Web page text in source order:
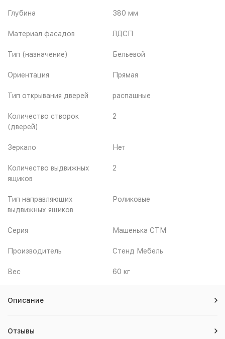
Глубина 380 мм
Материал фасадов ЛДСП
Тип (назначение) Бельевой
Ориентация Прямая
Тип открывания дверей распашные
Количество створок
(дверей)
2
Зеркало Нет
Количество выдвижных
ящиков
2
Тип направляющих
выдвижных ящиков
Роликовые
Серия Машенька СТМ
Производитель Стенд Мебель
Вес 60 кг
Описание
Отзывы